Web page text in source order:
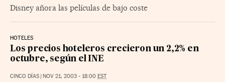
Disney añora las películas de bajo coste
HOTELES
Los precios hoteleros crecieron un 2,2% en
octubre, según el INE
CINCO DÍAS | NOV 21, 2003 - 18:00 EST